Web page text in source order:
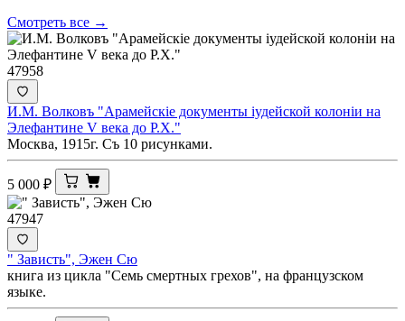
Смотреть все →
47958
И.М. Волковъ "Арамейскiе документы iудейской колонiи на
Элефантине V века до Р.Х."
Москва, 1915г. Съ 10 рисунками.
5 000 ₽
47947
" Зависть", Эжен Сю
книга из цикла "Семь смертных грехов", на французском
языке.